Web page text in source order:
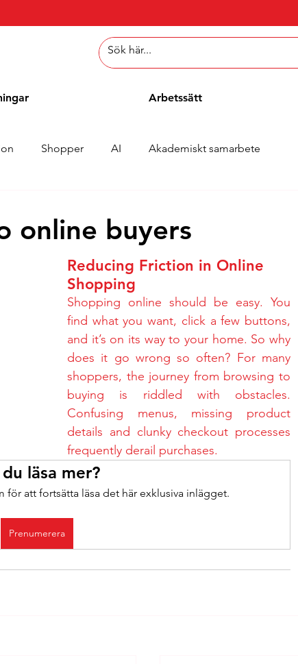
Arbetssätt
Shopper AI Akademiskt samarbete
online buyers
Reducing Friction in Online
Shopping
Shopping online should be easy. You
find what you want, click a few buttons,
and it’s on its way to your home. So why
does it go wrong so often? For many
shoppers, the journey from browsing to
buying is riddled with obstacles.
Confusing menus, missing product
details and clunky checkout processes
frequently derail purchases.
läsa mer?
för att fortsätta läsa det här exklusiva inlägget.
Prenumerera